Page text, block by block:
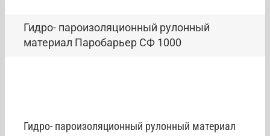
Гидро- пароизоляционный рулонный
материал Паробарьер СФ 1000
Гидро- пароизоляционный рулонный материал